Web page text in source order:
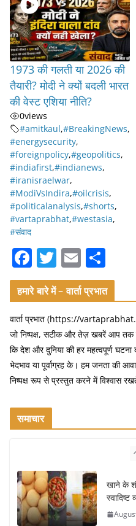
1973 की गलती या 2026 की
तैयारी? मोदी ने क्यों बदली भारत
की वेस्ट एशिया नीति?
0views
#amitkaul,#BreakingNews,
#energysecurity,
#foreignpolicy,#geopolitics,
#indiafirst,#indianews,
#iranisraelwar,
#ModiVsIndira,#oilcrisis,
#politicalanalysis,#shorts,
#vartaprabhat,#westasia,
#संवाद
F
a
c
e
b
o
o
T
w
itt
er
E
m
ai
l
h
ar
e
हमारे बारे में – वार्ता प्रभात
वार्ता प्रभात (https://
जो निष्पक्ष, सटीक और तेज़ खबरें आप तक
कि देश और दुनिया की हर महत्वपूर्ण
भेदभाव या पूर्वाग्रह के। हम जनता की
निष्पक्ष रूप से प्रस्तुत करने में विश्वास
समाचार
खाने के
स्वादिष्ट